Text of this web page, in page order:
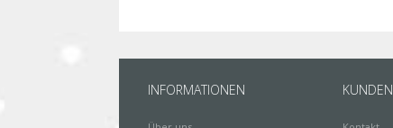
INFORMATIONEN